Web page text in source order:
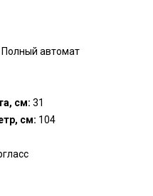
Полный автомат
см: 31
см: 104